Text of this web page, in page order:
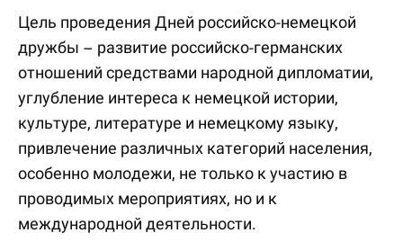
Цель проведения Дней российско-немецкой
дружбы – развитие российско-германских
отношений средствами народной дипломатии,
углубление интереса к немецкой истории,
культуре, литературе и немецкому языку,
привлечение различных категорий населения,
особенно молодежи, не только к участию в
проводимых мероприятиях, но и к
международной деятельности.